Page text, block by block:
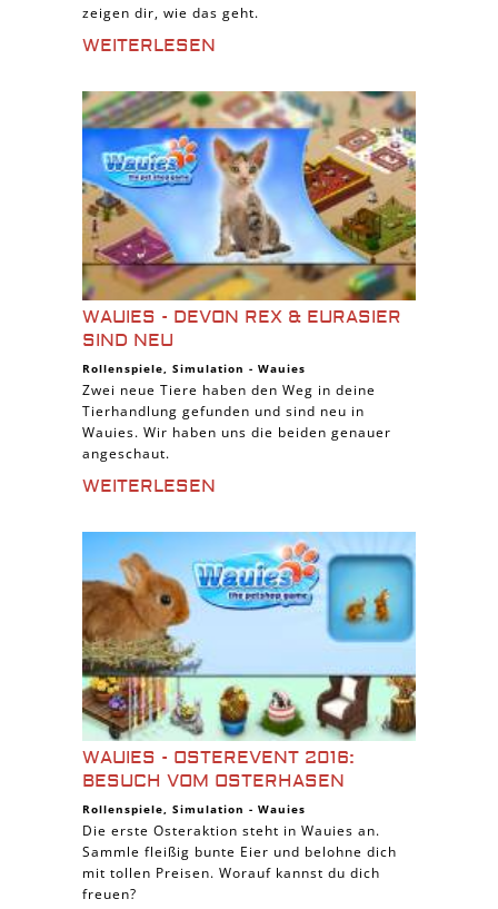
zeigen dir, wie das geht.
WEITERLESEN
WAUIES - DEVON REX & EURASIER
SIND NEU
Rollenspiele, Simulation - Wauies
Zwei neue Tiere haben den Weg in deine
Tierhandlung gefunden und sind neu in
Wauies. Wir haben uns die beiden genauer
angeschaut.
WEITERLESEN
WAUIES - OSTEREVENT 2016:
BESUCH VOM OSTERHASEN
Rollenspiele, Simulation - Wauies
Die erste Osteraktion steht in Wauies an.
Sammle fleißig bunte Eier und belohne dich
mit tollen Preisen. Worauf kannst du dich
freuen?